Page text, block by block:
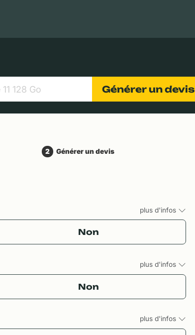
Générer un devis
2 Générer un devis
plus d'infos
Non
plus d'infos
Non
plus d'infos